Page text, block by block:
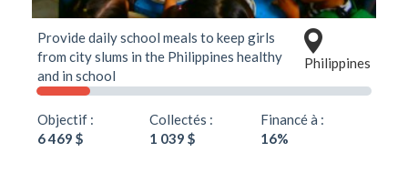
Provide daily school meals to keep girls
from city slums in the Philippines healthy
and in school
Philippines
Objectif :
6 469 $
Collectés :
1 039 $
Financé à :
16%